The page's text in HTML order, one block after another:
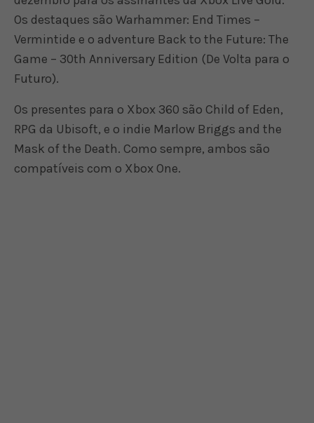
Os destaques são Warhammer: End Times –
Vermintide e o adventure Back to the Future: The
Game – 30th Anniversary Edition (De Volta para o
Futuro).
Os presentes para o Xbox 360 são Child of Eden,
RPG da Ubisoft, e o indie Marlow Briggs and the
Mask of the Death. Como sempre, ambos são
compatíveis com o Xbox One.